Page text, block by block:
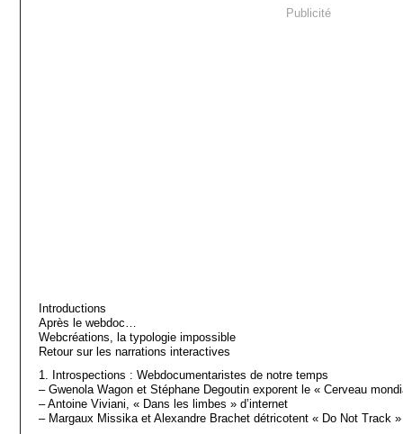
Publicité
Introductions
Après le webdoc…
Webcréations, la typologie impossible
Retour sur les narrations interactives
1. Introspections : Webdocumentaristes de notre temps
– Gwenola Wagon et Stéphane Degoutin exporent le « Cerveau
– Antoine Viviani, « Dans les limbes » d’internet
– Margaux Missika et Alexandre Brachet détricotent « Do Not Track »